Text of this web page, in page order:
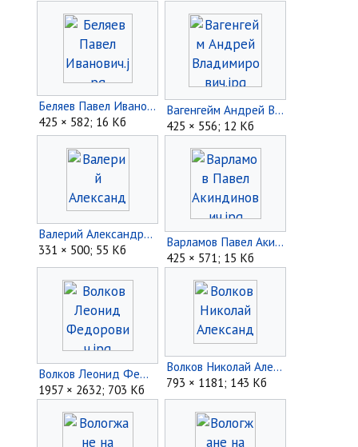
Беляев Павел Иванович.jpg
425 × 582; 16 Кб
Вагенгейм Андрей Владимирович.jpg
425 × 556; 12 Кб
Валерий Александрович Гаврилин.jpg
331 × 500; 55 Кб
Варламов Павел Акиндинович.jpg
425 × 571; 15 Кб
Волков Леонид Федорович.jpg
1957 × 2632; 703 Кб
Волков Николай Александрович.jpg
793 × 1181; 143 Кб